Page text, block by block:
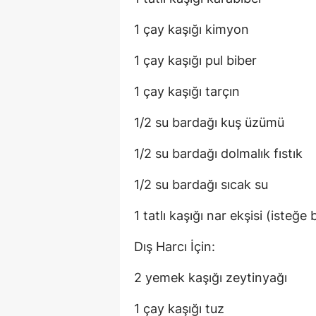
1 çay kaşığı kimyon
1 çay kaşığı pul biber
1 çay kaşığı tarçın
1/2 su bardağı kuş üzümü
1/2 su bardağı dolmalık fıstık
1/2 su bardağı sıcak su
1 tatlı kaşığı nar ekşisi (isteğe
Dış Harcı İçin:
2 yemek kaşığı zeytinyağı
1 çay kaşığı tuz